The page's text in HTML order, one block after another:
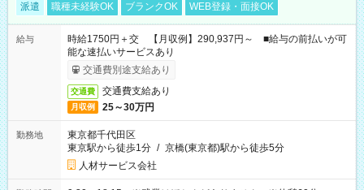
派遣 職種未経験OK ブランクOK WEB登録・面接OK
給与
時給1750円＋交 【月収例】290,937円～ ■給与の前払いが可
能な速払いサービスあり
交通費別途支給あり
交通費 交通費支給あり
月収例 25～30万円
勤務地
東京都千代田区
東京駅から徒歩1分 / 京橋(東京都)駅から徒歩5分
人材サービス会社